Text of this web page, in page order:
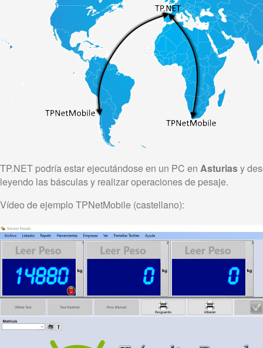
TP.NET podría estar ejecutándose en un PC en Asturiasy
leyendo las básculas y realizar operaciones de pesaje.
Vídeo de ejemplo TPNetMobile (castellano):